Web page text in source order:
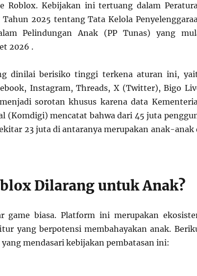
Roblox. Kebijakan ini tertuang dalam
2025 tentang Tata Kelola
Pelindungan Anak (PP Tunas) yang
2026 .
dinilai berisiko tinggi terkena aturan ini,
Instagram, Threads, X (Twitter), Bigo
sorotan khusus karena data
(Komdigi) mencatat bahwa dari 45 juta
23 juta di antaranya merupakan anak-anak
Dilarang untuk Anak?
game biasa. Platform ini merupakan
yang berpotensi membahayakan anak.
mendasari kebijakan pembatasan ini: